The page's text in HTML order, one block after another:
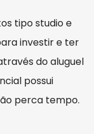
tipo studio e
investir e ter
do aluguel
possui
perca tempo.